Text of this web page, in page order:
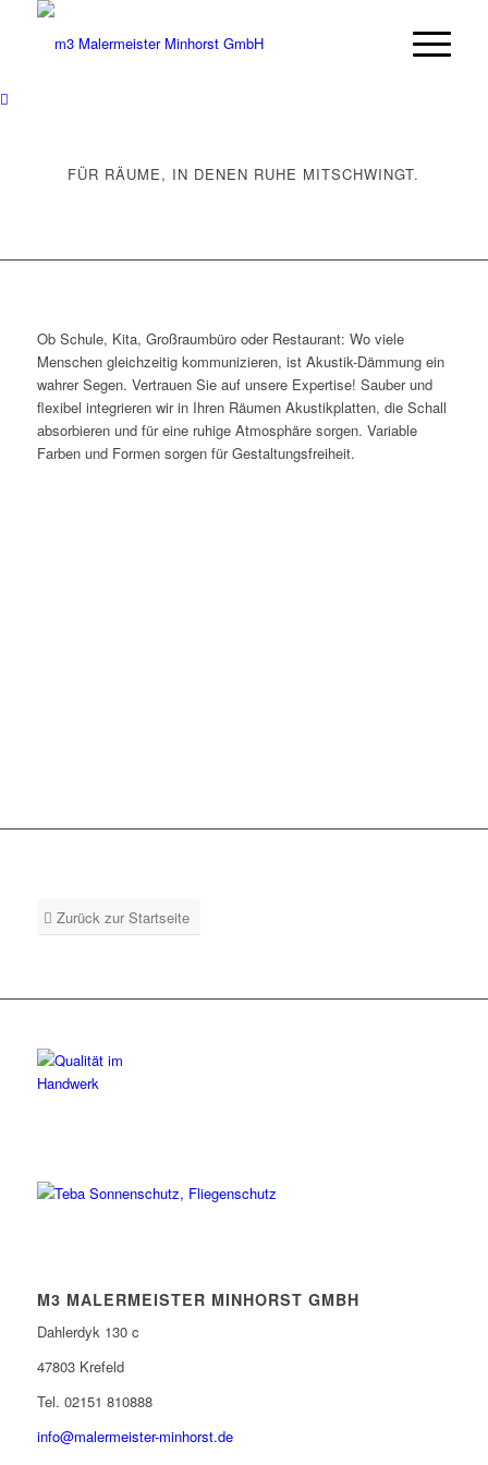
FÜR RÄUME, IN DENEN RUHE MITSCHWINGT.
Ob Schule, Kita, Großraumbüro oder Restaurant: Wo viele
Menschen gleichzeitig kommunizieren, ist Akustik-Dämmung ein
wahrer Segen. Vertrauen Sie auf unsere Expertise! Sauber und
flexibel integrieren wir in Ihren Räumen Akustikplatten, die Schall
absorbieren und für eine ruhige Atmosphäre sorgen. Variable
Farben und Formen sorgen für Gestaltungsfreiheit.
Zurück zur Startseite
M3 MALERMEISTER MINHORST GMBH
Dahlerdyk 130 c
47803 Krefeld
Tel. 02151 810888
info@malermeister-minhorst.de